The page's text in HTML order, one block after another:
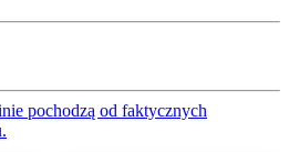
pochodzą od faktycznych